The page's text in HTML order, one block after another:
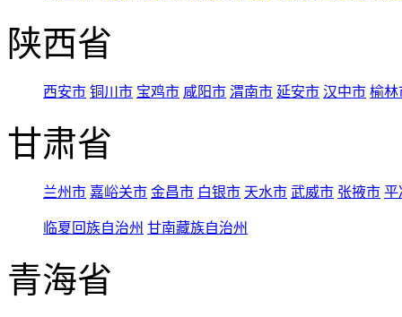
陕西省
西安市 铜川市 宝鸡市 咸阳市 渭南市 延安市 汉中市 榆林
甘肃省
兰州市 嘉峪关市 金昌市 白银市 天水市 武威市 张掖市 平
临夏回族自治州 甘南藏族自治州
青海省